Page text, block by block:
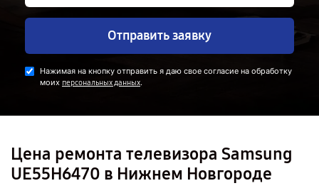
Отправить заявку
Нажимая на кнопку отправить я даю свое согласие на обработку
моих персональных данных.
Цена ремонта телевизора Samsung
UE55H6470 в Нижнем Новгороде